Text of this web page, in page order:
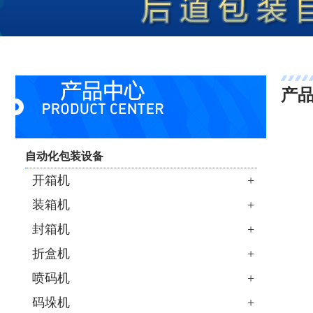
自动化包装设备
开箱机
+
装箱机
+
封箱机
+
折盒机
+
喷码机
+
码垛机
+
产